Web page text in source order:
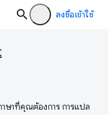
ลงชื่อเข้าใช้
าษาที่คุณต้องการ การแปล